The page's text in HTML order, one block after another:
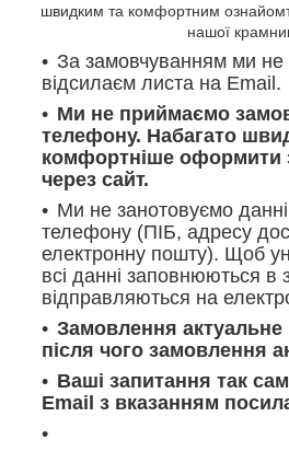
швидким та комфортним
нашої
За замовчуванням ми
відсилаєм листа на Email.
Ми не приймаємо
телефону. Набагато
комфортніше оформити
через сайт.
Ми не занотовуємо данні
телефону (ПІБ, адресу
електронну пошту). Щоб
всі данні заповнюються в
відправляються на
Замовлення актуальне
після чого замовлення
Ваші запитання так
Email з вказанням